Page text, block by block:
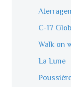
C-17
Walk on
La Lune